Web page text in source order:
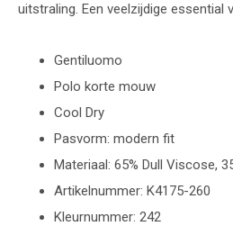
uitstraling. Een veelzijdige essential
Gentiluomo
Polo korte mouw
Cool Dry
Pasvorm: modern fit
Materiaal: 65% Dull Viscose,
Artikelnummer: K4175-260
Kleurnummer: 242